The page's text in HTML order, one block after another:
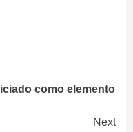
como elemento
Next